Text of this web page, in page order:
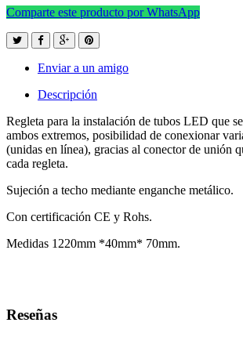
Comparte este producto por WhatsApp
Enviar a un amigo
Descripción
Regleta para la instalación de tubos LED que
ambos extremos, posibilidad de conexionar
(unidas en línea), gracias al conector de unión
cada regleta.
Sujeción a techo mediante enganche metálico.
Con certificación CE y Rohs.
Medidas 1220mm *40mm* 70mm.
Reseñas